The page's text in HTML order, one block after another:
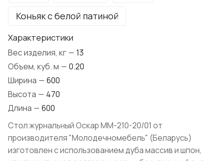
Коньяк с белой патиной
Характеристики
Вес изделия, кг — 13
Объем, куб. м — 0.20
Ширина — 600
Высота — 470
Длина — 600
Стол журнальный Оскар ММ-210-20/01 от
производителя "Молодечномебель" (Беларусь)
изготовлен с использованием дуба массив и шпон,